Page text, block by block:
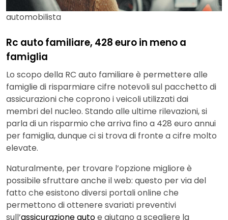
automobilista
Rc auto familiare, 428 euro in meno a
famiglia
Lo scopo della RC auto familiare è permettere alle
famiglie di risparmiare cifre notevoli sul pacchetto di
assicurazioni che coprono i veicoli utilizzati dai
membri del nucleo. Stando alle ultime rilevazioni, si
parla di un risparmio che arriva fino a 428 euro annui
per famiglia, dunque ci si trova di fronte a cifre molto
elevate.
Naturalmente, per trovare l’opzione migliore è
possibile sfruttare anche il web: questo per via del
fatto che esistono diversi portali online che
permettono di ottenere svariati preventivi
sull’assicurazione autoe aiutano a scegliere la